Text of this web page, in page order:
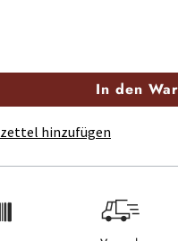
In den
hinzufügen